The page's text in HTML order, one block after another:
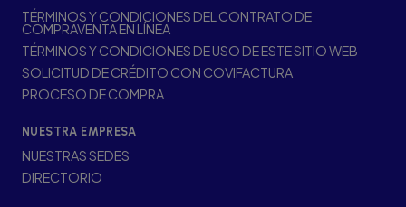
TÉRMINOS Y CONDICIONES DEL CONTRATO DE
COMPRAVENTA EN LÍNEA
TÉRMINOS Y CONDICIONES DE USO DE ESTE SITIO WEB
SOLICITUD DE CRÉDITO CON COVIFACTURA
PROCESO DE COMPRA
NUESTRA EMPRESA
NUESTRAS SEDES
DIRECTORIO